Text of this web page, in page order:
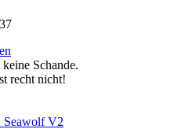
Schande.
recht nicht!
Seawolf V2